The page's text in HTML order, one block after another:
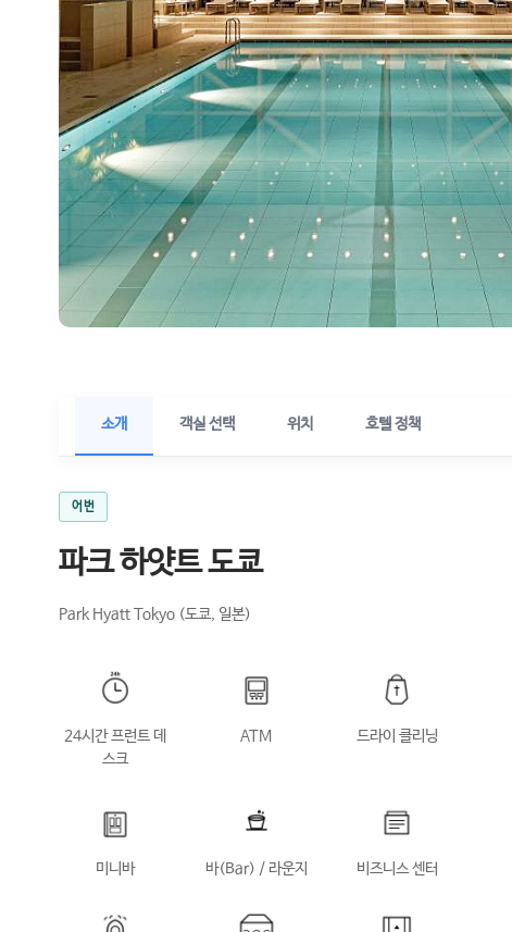
소개 객실 선택 위치 호텔 정책
어번
파크 하얏트 도쿄
Park Hyatt Tokyo (도쿄, 일본)
24시간 프런트 데
스크
ATM 드라이 클리닝
미니바 바(Bar) / 라운지 비즈니스 센터